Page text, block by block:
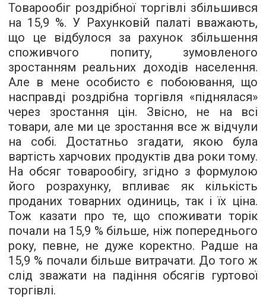
Товарообіг роздрібної торгівлі збільшився
на 15,9 %. У Рахунковій палаті вважають,
що це відбулося за рахунок збільшення
споживчого попиту, зумовленого
зростанням реальних доходів населення.
Але в мене особисто є побоювання, що
насправді роздрібна торгівля «піднялася»
через зростання цін. Звісно, не на всі
товари, але ми це зростання все ж відчули
на собі. Достатньо згадати, якою була
вартість харчових продуктів два роки тому.
На обсяг товарообігу, згідно з формулою
його розрахунку, впливає як кількість
проданих товарних одиниць, так і їх ціна.
Тож казати про те, що споживати торік
почали на 15,9 % більше, ніж попереднього
року, певне, не дуже коректно. Радше на
15,9 % почали більше витрачати. До того ж
слід зважати на падіння обсягів гуртової
торгівлі.